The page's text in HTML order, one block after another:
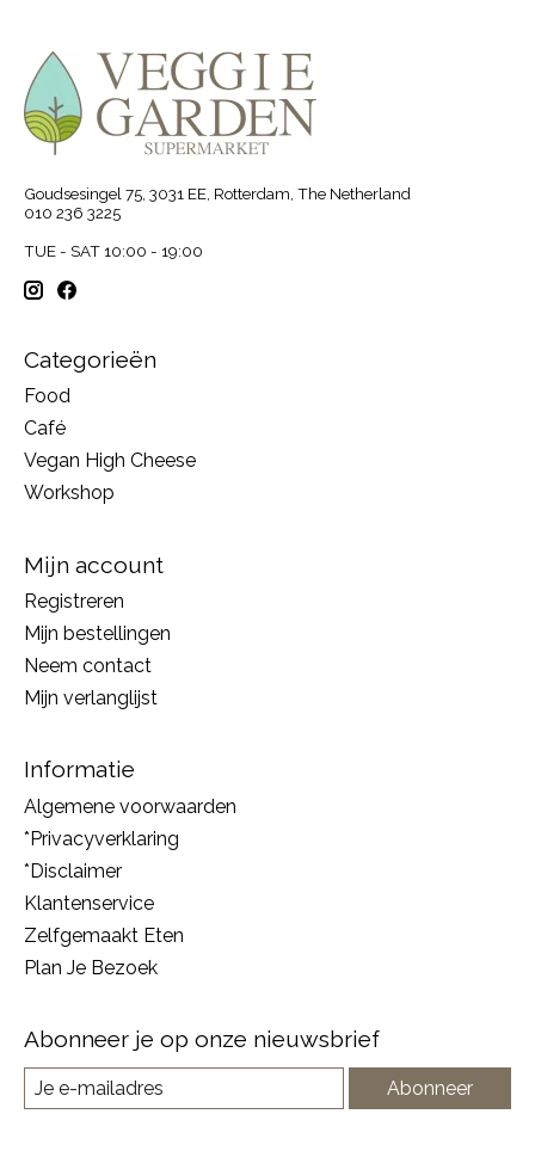
Goudsesingel 75, 3031 EE, Rotterdam, The Netherland
010 236 3225
TUE - SAT 10:00 - 19:00
Categorieën
Food
Café
Vegan High Cheese
Workshop
Mijn account
Registreren
Mijn bestellingen
Neem contact
Mijn verlanglijst
Informatie
Algemene voorwaarden
*Privacyverklaring
*Disclaimer
Klantenservice
Zelfgemaakt Eten
Plan Je Bezoek
Abonneer je op onze nieuwsbrief
Abonneer